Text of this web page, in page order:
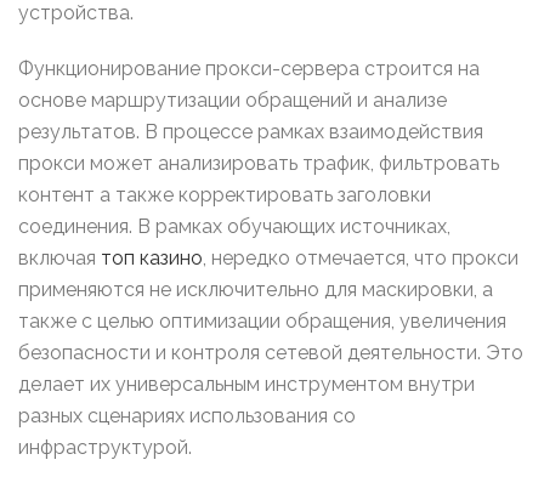
устройства.
Функционирование прокси-сервера строится на
основе маршрутизации обращений и анализе
результатов. В процессе рамках взаимодействия
прокси может анализировать трафик, фильтровать
контент а также корректировать заголовки
соединения. В рамках обучающих источниках,
включая топ казино, нередко отмечается, что прокси
применяются не исключительно для маскировки, а
также с целью оптимизации обращения, увеличения
безопасности и контроля сетевой деятельности. Это
делает их универсальным инструментом внутри
разных сценариях использования со
инфраструктурой.